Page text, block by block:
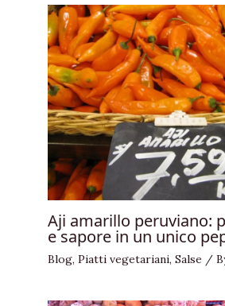
Aji amarillo peruviano:
e sapore in un unico
Blog, Piatti vegetariani, Salse /